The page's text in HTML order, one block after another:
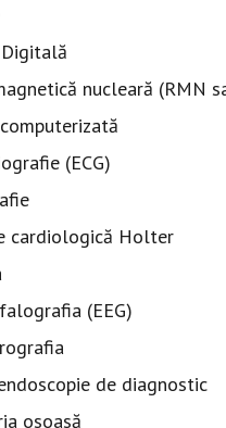
nucleară (RMN
(ECG)
cardiologică Holter
(EEG)
de diagnostic
osoasă